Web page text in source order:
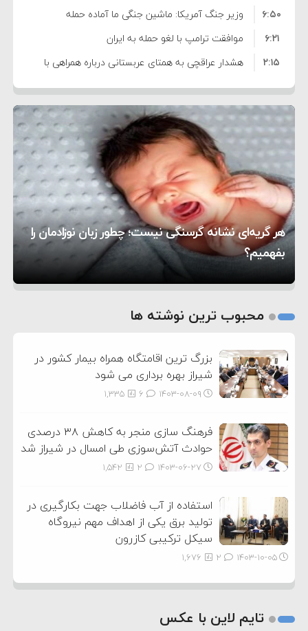
نشده است
وزیر جنگ آمریکا: ماشین جنگی ما آماده حمله
نظامی علیه ایران است
۶:۵۰
موافقت ترامپ با لغو حمله به ایران
۶:۲۱
هشدار عراقچی به همتای عربستانی درباره همراهی با
آمریکا
۲:۱۵
مقام ارشد امنیتی: برنامه گسترده‌ای برای پاسخ به
دیوانگی آمریکا داریم
۷:۱۰
ترامپ دستور حملات جدید علیه ایران را صادر کرد
۵:۴۵
سپاه: دو نفتکش متخلف مورد اصابت قرار گرفته و
متوقف شدند
۱۲:۵۹
ترامپ مدعی توافق تاریخی برای خلع سلاح کامل
حماس شد
۸:۵۷
اعتراض عراقچی به همتای بلغارستانی به دلیل کمک
به آمریکا در حملات به ایران
۱۶:۱۹
کشورهایی که به متجاوزان کمک می کنند پاسخ
سختی خواهند گرفت
۱۰:۱۵
سنتکام پایان تجاوز جدید به ایران را اعلام کرد
۶:۰۵
هر گریه‌ای نشانه گرسنگی نیست؛ چطور زبان نوزادمان را
بفهمیم؟
تغذیه پدر می‌تواند بر سلامت نوزاد تأثیر بگذارد
روی دیگر زندگی
2
محبوب ترین نوشته ها
بزرگ ترین اقامتگاه همراه بیمار کشور در
شیراز بهره برداری می شود
۱۴۰۳-۰۸-۰۹ 1,335
فرهنگ سازی منجر به کاهش ۳۸ درصدی
حوادث آتش‌سوزی طی امسال در شیراز شد
۱۴۰۳-۰۶-۲۷ 1,542
استفاده از آب فاضلاب جهت بکارگیری در
تولید برق یکی از اهداف مهم نیروگاه
سیکل ترکیبی کازرون
۱۴۰۳-۱۰-۰۵ 1,676
تایم لاین با عکس